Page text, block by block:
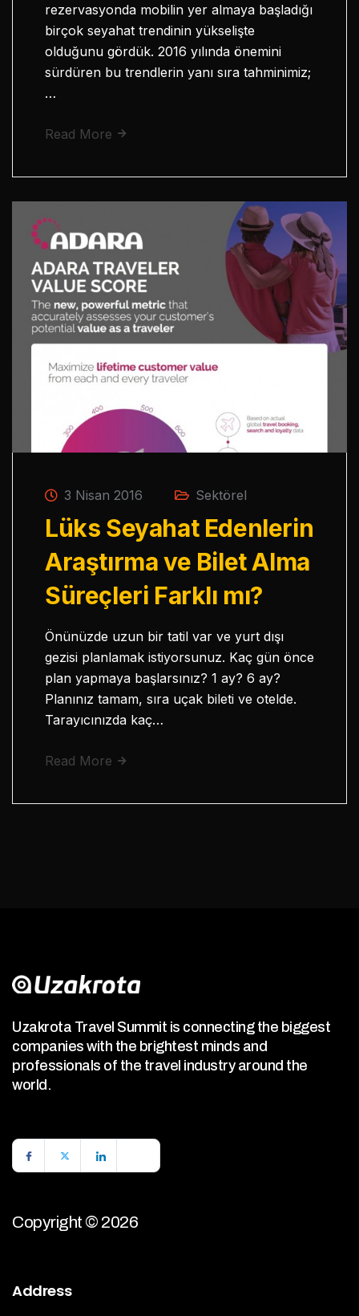
rezervasyonda mobilin yer almaya başladığı
birçok seyahat trendinin yükselişte
olduğunu gördük. 2016 yılında önemini
sürdüren bu trendlerin yanı sıra tahminimiz;
…
Read More
3 Nisan 2016 Sektörel
Lüks Seyahat Edenlerin
Araştırma ve Bilet Alma
Süreçleri Farklı mı?
Önünüzde uzun bir tatil var ve yurt dışı
gezisi planlamak istiyorsunuz. Kaç gün önce
plan yapmaya başlarsınız? 1 ay? 6 ay?
Planınız tamam, sıra uçak bileti ve otelde.
Tarayıcınızda kaç…
Read More
Uzakrota Travel Summit is connecting the biggest
companies with the brightest minds and
professionals of the travel industry around the
world.
Copyright © 2026
Address